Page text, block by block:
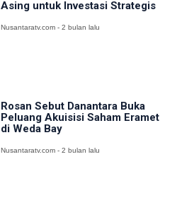
Asing untuk Investasi Strategis
Nusantaratv.com - 2 bulan lalu
Rosan Sebut Danantara Buka
Peluang Akuisisi Saham Eramet
di Weda Bay
Nusantaratv.com - 2 bulan lalu